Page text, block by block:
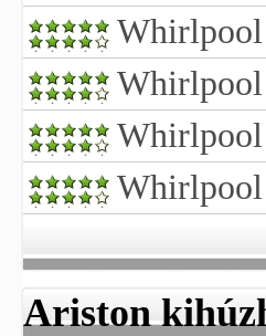
Whirlpool
Whirlpool
Whirlpool
Ariston